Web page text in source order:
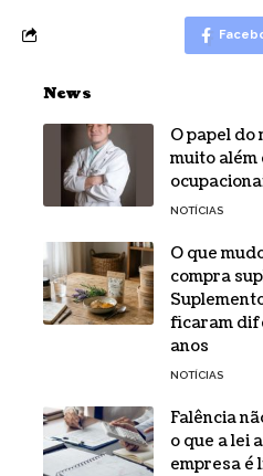
News
O papel
muito além
NOTÍCIAS
O que
compra
ficaram
anos
NOTÍCIAS
Falência
o que a lei
empresa é